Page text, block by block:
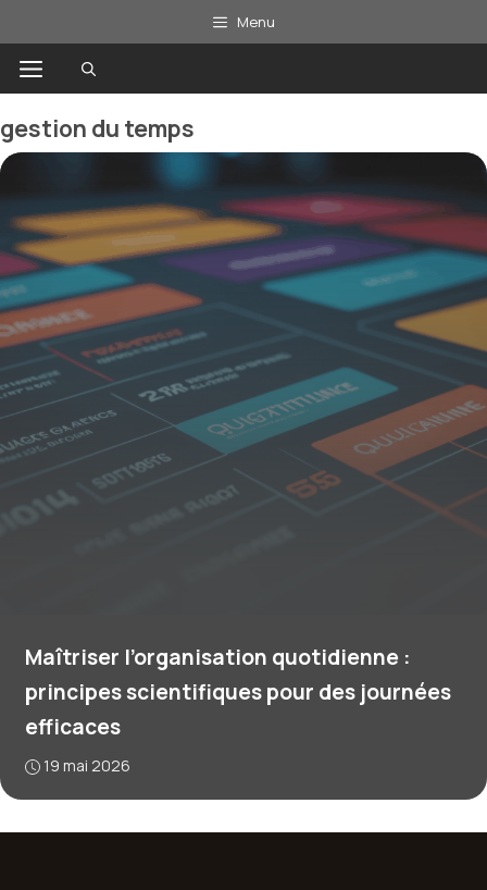
au
contenu
Menu
Menu
gestion du temps
Maîtriser l’organisation quotidienne :
principes scientifiques pour des journées
efficaces
19 mai 2026